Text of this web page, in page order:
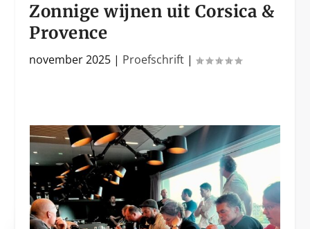
Zonnige wijnen uit Corsica &
Provence
november 2025 | Proefschrift |